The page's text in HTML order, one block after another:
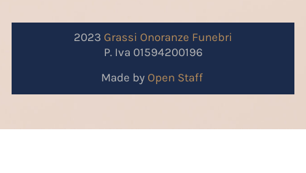
2023 Grassi Onoranze Funebri
P. Iva 01594200196
Made by Open Staff